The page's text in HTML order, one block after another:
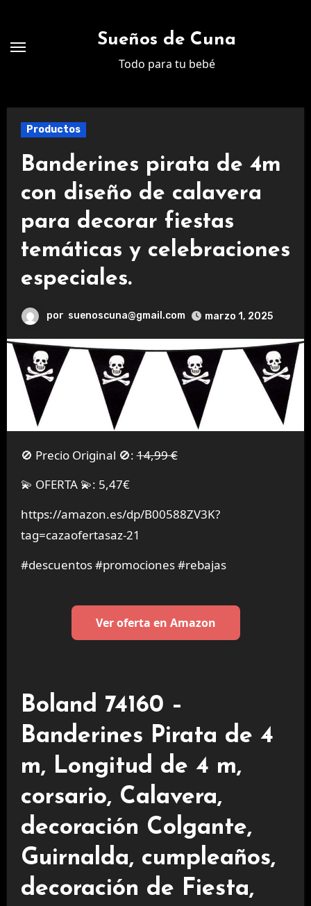
contenido
Sueños de Cuna
Todo para tu bebé
Productos
Banderines pirata de 4m
con diseño de calavera
para decorar fiestas
temáticas y celebraciones
especiales.
por suenoscuna@gmail.com marzo 1, 2025
🚫 Precio Original 🚫:14,99 €
💫 OFERTA 💫: 5,47€
https://amazon.es/dp/B00588ZV3K?
tag=cazaofertasaz-21
#descuentos #promociones #rebajas
Ver oferta en Amazon
Boland 74160 –
Banderines Pirata de 4
m, Longitud de 4 m,
corsario, Calavera,
decoración Colgante,
Guirnalda, cumpleaños,
decoración de Fiesta,